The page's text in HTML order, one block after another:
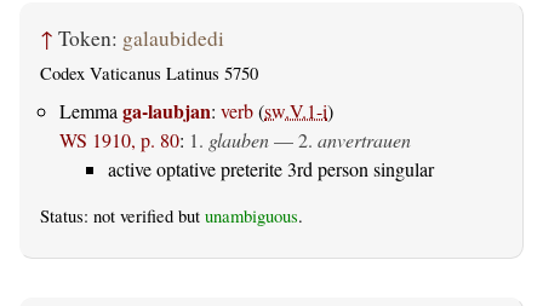
↑ Token: galaubidedi
Codex Vaticanus Latinus 5750
Lemma ga-laubjan: verb(sw.V.1-i)
WS 1910, p. 80: 1. glauben— 2. anvertrauen
active optative preterite 3rd person singular
Status: not verified but unambiguous.